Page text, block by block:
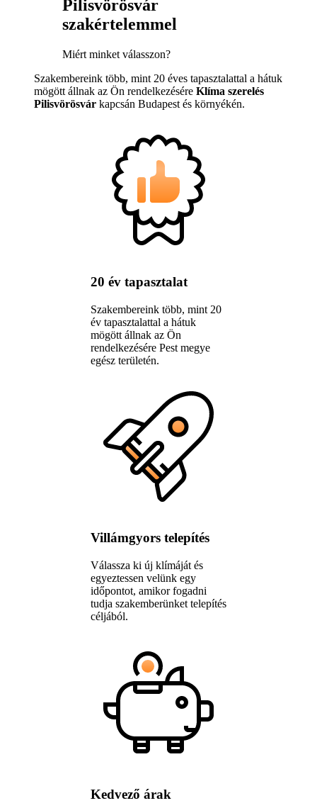
Pilisvörösvár
szakértelemmel
Miért minket válasszon?
Szakembereink több, mint 20 éves tapasztalattal a hátuk
mögött állnak az Ön rendelkezésére Klíma szerelés
Pilisvörösvár kapcsán Budapest és környékén.
20 év tapasztalat
Szakembereink több, mint 20
év tapasztalattal a hátuk
mögött állnak az Ön
rendelkezésére Pest megye
egész területén.
Villámgyors telepítés
Válassza ki új klímáját és
egyeztessen velünk egy
időpontot, amikor fogadni
tudja szakemberünket telepítés
céljából.
Kedvező árak